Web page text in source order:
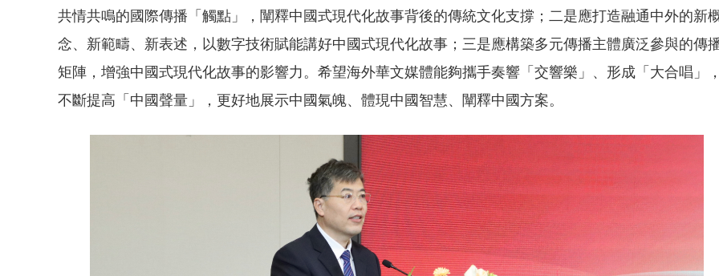
共情共鳴的國際傳播「觸點」，闡釋中國式現代化故事背後的傳統文化支撐；二是應打造融通中外的新
念、新範疇、新表述，以數字技術賦能講好中國式現代化故事；三是應構築多元傳播主體廣泛參與的傳
矩陣，增強中國式現代化故事的影響力。希望海外華文媒體能夠攜手奏響「交響樂」、形成「大合唱」
不斷提高「中國聲量」，更好地展示中國氣魄、體現中國智慧、闡釋中國方案。